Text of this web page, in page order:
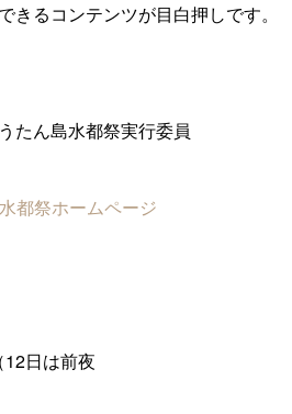
きるコンテンツが目白押しです。
たん島水都祭実行委員
都祭ホームページ
日は前夜